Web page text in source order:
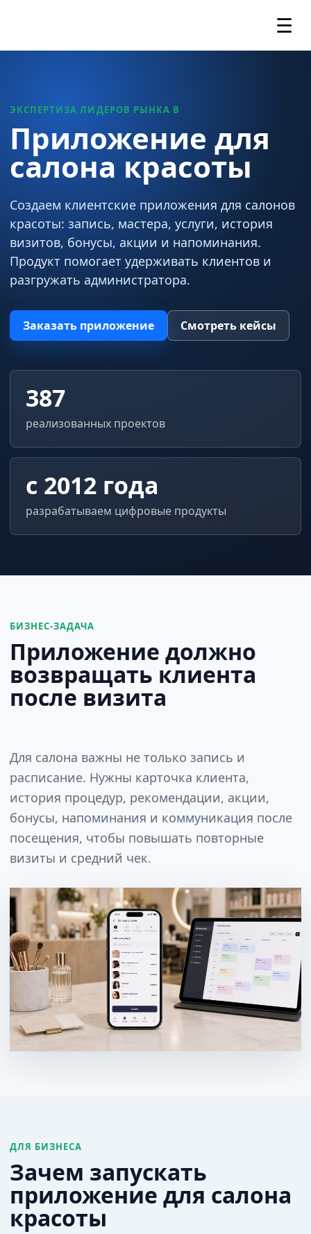
☰
ЭКСПЕРТИЗА ЛИДЕРОВ РЫНКА В
Приложение для
салона красоты
Создаем клиентские приложения для салонов
красоты: запись, мастера, услуги, история
визитов, бонусы, акции и напоминания.
Продукт помогает удерживать клиентов и
разгружать администратора.
Заказать приложение Смотреть кейсы
387
реализованных проектов
с 2012 года
разрабатываем цифровые продукты
БИЗНЕС-ЗАДАЧА
Приложение должно
возвращать клиента
после визита
Для салона важны не только запись и
расписание. Нужны карточка клиента,
история процедур, рекомендации, акции,
бонусы, напоминания и коммуникация после
посещения, чтобы повышать повторные
визиты и средний чек.
ДЛЯ БИЗНЕСА
Зачем запускать
приложение для салона
красоты